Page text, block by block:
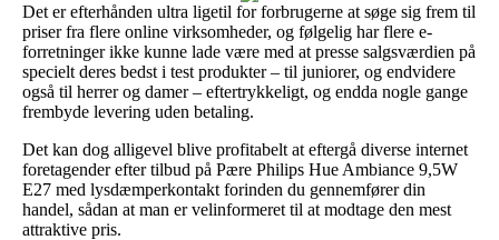
Det er efterhånden ultra ligetil for forbrugerne at søge sig frem til
priser fra flere online virksomheder, og følgelig har flere e-
forretninger ikke kunne lade være med at presse salgsværdien på
specielt deres bedst i test produkter – til juniorer, og endvidere
også til herrer og damer – eftertrykkeligt, og endda nogle gange
frembyde levering uden betaling.
Det kan dog alligevel blive profitabelt at eftergå diverse internet
foretagender efter tilbud på Pære Philips Hue Ambiance 9,5W
E27 med lysdæmperkontakt forinden du gennemfører din
handel, sådan at man er velinformeret til at modtage den mest
attraktive pris.